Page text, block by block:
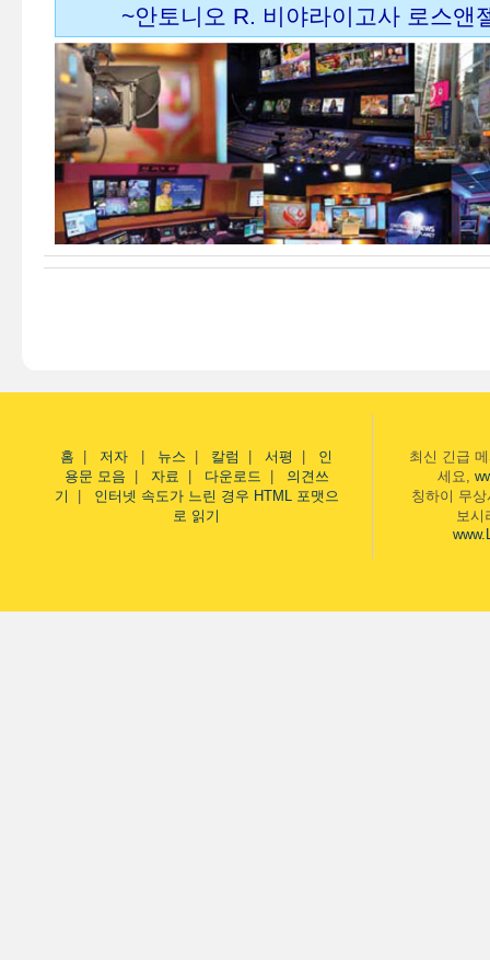
~안토니오 R. 비야라이고사 로스앤
홈 저자 뉴스 칼럼 서평
인
용문 모음
자료 다운로드
의견쓰
기
인터넷 속도가 느린 경우 HTML 포맷으
로 읽기
최신 긴급
세요,
칭하이 무
보시